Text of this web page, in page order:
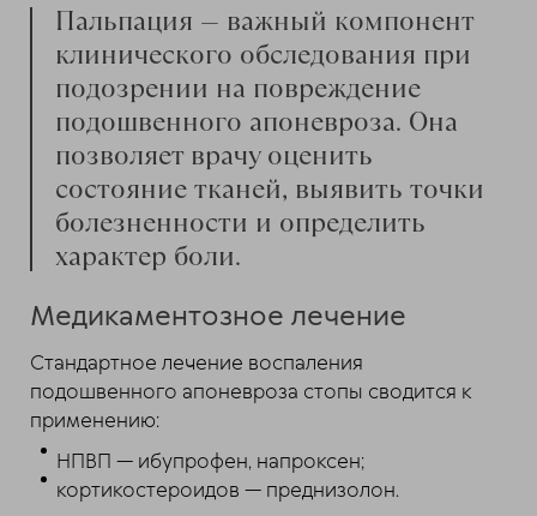
Пальпация — важный компонент
клинического обследования при
подозрении на повреждение
подошвенного апоневроза. Она
позволяет врачу оценить
состояние тканей, выявить точки
болезненности и определить
характер боли.
Медикаментозное лечение
Стандартное лечение воспаления
подошвенного апоневроза стопы сводится к
применению:
НПВП — ибупрофен, напроксен;
кортикостероидов — преднизолон.